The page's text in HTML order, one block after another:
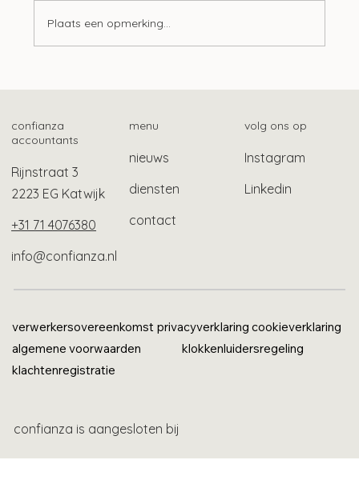
Plaats een opmerking...
confianza
accountants
Rijnstraat 3
2223 EG Katwijk
+31 71 4076380
info@confianza.nl
menu
nieuws
diensten
contact
volg ons op
Instagram
Linkedin
verwerkersovereenkomst privacyverklaring cookieverklaring
algemene voorwaarden
klokkenluidersregeling
klachtenregistratie
confianza is aangesloten bij